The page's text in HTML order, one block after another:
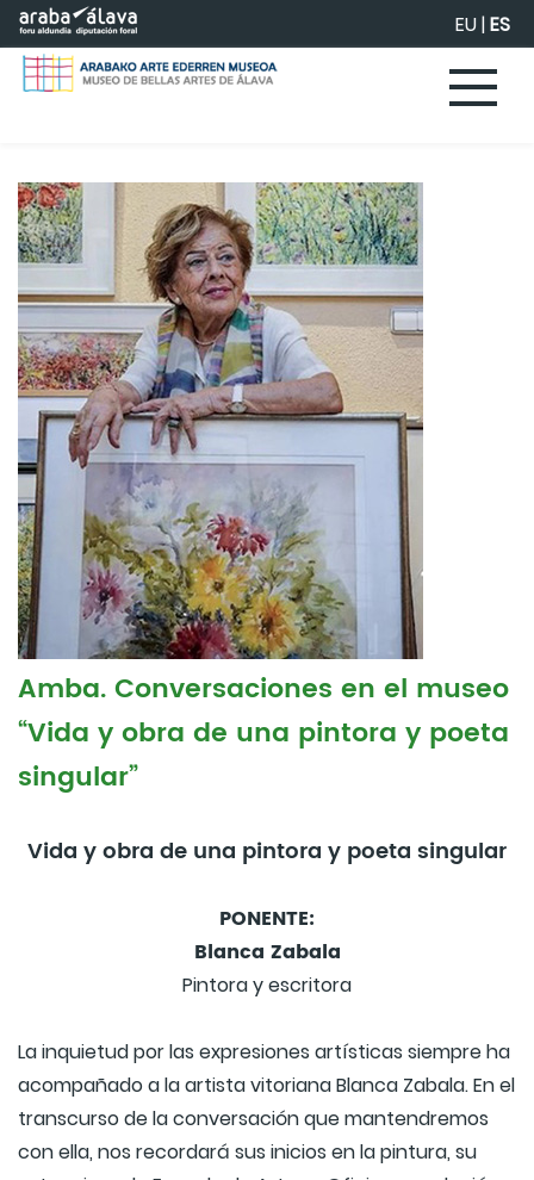
Saltar al contenido principal EU|ES
Amba. Conversaciones en el museo
“Vida y obra de una pintora y poeta
singular”
Vida y obra de una pintora y poeta singular
PONENTE:
Blanca Zabala
Pintora y escritora
La inquietud por las expresiones artísticas siempre ha
acompañado a la artista vitoriana Blanca Zabala. En el
transcurso de la conversación que mantendremos
con ella, nos recordará sus inicios en la pintura, su